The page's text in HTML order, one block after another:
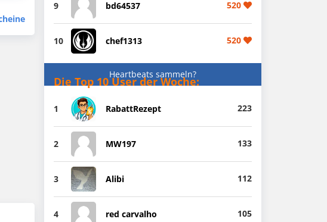
9 bd64537 520
10 chef1313 520
Heartbeats sammeln?
Die Top 10 User der Woche:
1 RabattRezept 223
2 MW197 133
3 Alibi 112
4 red carvalho 105